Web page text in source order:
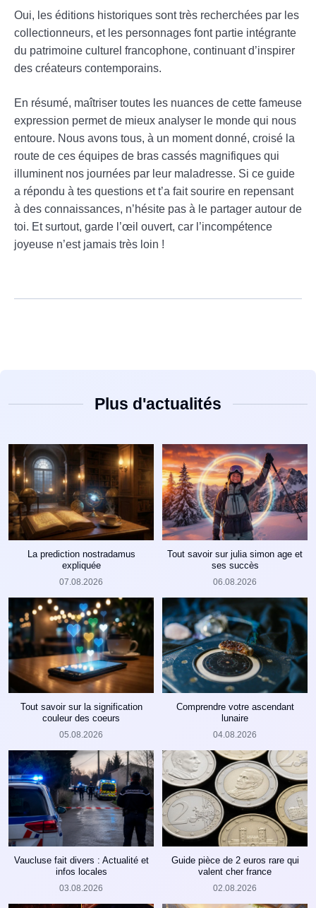
Oui, les éditions historiques sont très recherchées par les
collectionneurs, et les personnages font partie intégrante
du patrimoine culturel francophone, continuant d’inspirer
des créateurs contemporains.
En résumé, maîtriser toutes les nuances de cette fameuse
expression permet de mieux analyser le monde qui nous
entoure. Nous avons tous, à un moment donné, croisé la
route de ces équipes de bras cassés magnifiques qui
illuminent nos journées par leur maladresse. Si ce guide
a répondu à tes questions et t’a fait sourire en repensant
à des connaissances, n’hésite pas à le partager autour de
toi. Et surtout, garde l’œil ouvert, car l’incompétence
joyeuse n’est jamais très loin !
Plus d'actualités
La prediction nostradamus
expliquée
07.08.2026
Tout savoir sur julia simon age et
ses succès
06.08.2026
Tout savoir sur la signification
couleur des coeurs
05.08.2026
Comprendre votre ascendant
lunaire
04.08.2026
Vaucluse fait divers : Actualité et
infos locales
03.08.2026
Guide pièce de 2 euros rare qui
valent cher france
02.08.2026